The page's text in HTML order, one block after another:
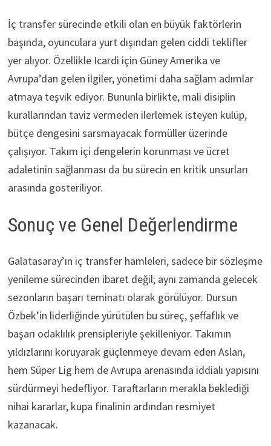
İç transfer sürecinde etkili olan en büyük faktörlerin
başında, oyunculara yurt dışından gelen ciddi teklifler
yer alıyor. Özellikle Icardi için Güney Amerika ve
Avrupa’dan gelen ilgiler, yönetimi daha sağlam adımlar
atmaya teşvik ediyor. Bununla birlikte, mali disiplin
kurallarından taviz vermeden ilerlemek isteyen kulüp,
bütçe dengesini sarsmayacak formüller üzerinde
çalışıyor. Takım içi dengelerin korunması ve ücret
adaletinin sağlanması da bu sürecin en kritik unsurları
arasında gösteriliyor.
Sonuç ve Genel Değerlendirme
Galatasaray’ın iç transfer hamleleri, sadece bir sözleşme
yenileme sürecinden ibaret değil; aynı zamanda gelecek
sezonların başarı teminatı olarak görülüyor. Dursun
Özbek’in liderliğinde yürütülen bu süreç, şeffaflık ve
başarı odaklılık prensipleriyle şekilleniyor. Takımın
yıldızlarını koruyarak güçlenmeye devam eden Aslan,
hem Süper Lig hem de Avrupa arenasında iddialı yapısını
sürdürmeyi hedefliyor. Taraftarların merakla beklediği
nihai kararlar, kupa finalinin ardından resmiyet
kazanacak.